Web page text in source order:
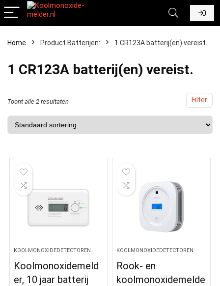
Home Product Batterijen: ‎1 CR123A batterij(en) vereist.
‎1 CR123A batterij(en) vereist.
Filter
Toont alle 2 resultaten
KOOLMONOXIDEDETECTOREN
Koolmonoxidemeld
er, 10 jaar batterij
KOOLMONOXIDEDETECTOREN
Rook- en
koolmonoxidemelde